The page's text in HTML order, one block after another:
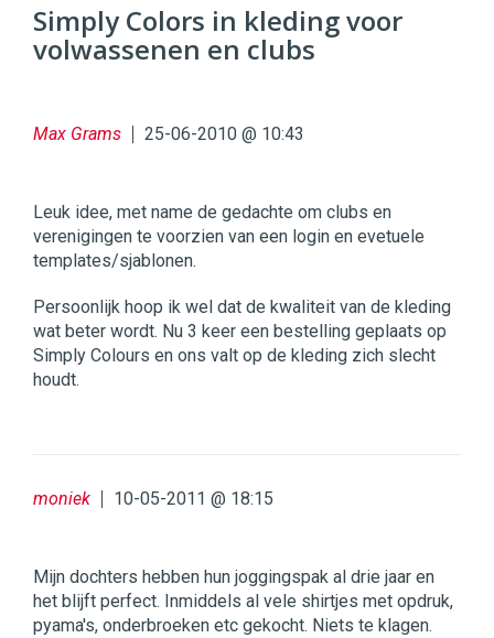
Commercehttps://twinklemagazine.nl
9654
Simply Colors in kleding voor
volwassenen en clubs
Max Grams 25-06-2010 @ 10:43
Leuk idee, met name de gedachte om clubs en
verenigingen te voorzien van een login en evetuele
templates/sjablonen.
Persoonlijk hoop ik wel dat de kwaliteit van de kleding
wat beter wordt. Nu 3 keer een bestelling geplaats op
Simply Colours en ons valt op de kleding zich slecht
houdt.
moniek 10-05-2011 @ 18:15
Mijn dochters hebben hun joggingspak al drie jaar en
het blijft perfect. Inmiddels al vele shirtjes met opdruk,
pyama's, onderbroeken etc gekocht. Niets te klagen.